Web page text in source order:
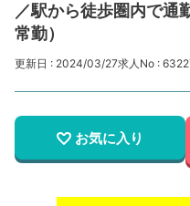
／駅から徒歩圏内で通
常勤）
更新日 : 2024/03/27求人No :
お気に入り